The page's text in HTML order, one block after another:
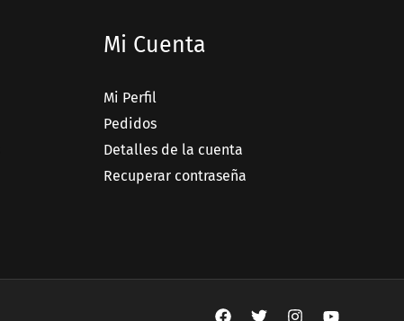
Mi Cuenta
Mi Perfil
Pedidos
Detalles de la cuenta
Recuperar contraseña